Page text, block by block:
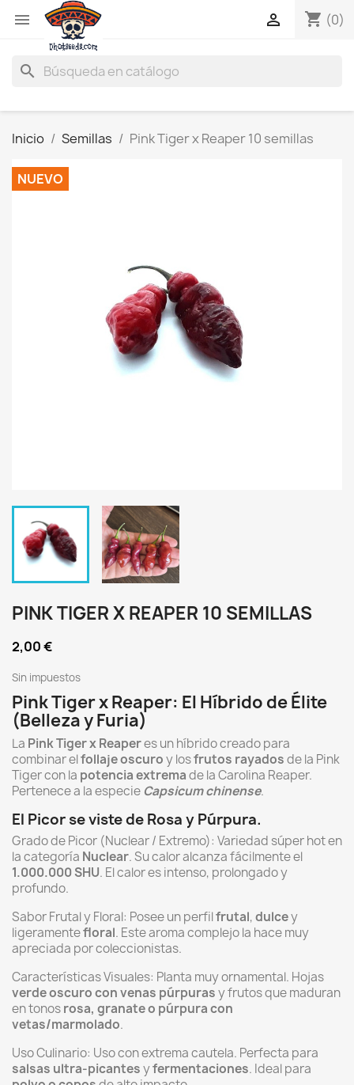
 shopping_cart (0)

search
Inicio Semillas Pink Tiger x Reaper 10 semillas
NUEVO
PINK TIGER X REAPER 10 SEMILLAS
2,00 €
Sin impuestos
Pink Tiger x Reaper: El Híbrido de Élite
(Belleza y Furia)
La Pink Tiger x Reaperes un híbrido creado para
combinar elfollaje oscuroy losfrutos rayadosde la Pink
Tiger con la potencia extremade la Carolina Reaper.
Pertenece a la especie Capsicum chinense.
El Picor se viste de Rosa y Púrpura.
Grado de Picor (Nuclear / Extremo): Variedad súper hot en
la categoría Nuclear. Su calor alcanza fácilmente el
1.000.000 SHU. El calor es intenso, prolongado y
profundo.
Sabor Frutal y Floral: Posee un perfilfrutal,dulcey
ligeramentefloral. Este aroma complejo la hace muy
apreciada por coleccionistas.
Características Visuales: Planta muy ornamental. Hojas
verde oscuro con venas púrpurasy frutos que maduran
en tonosrosa, granate o púrpura con
vetas/marmolado.
Uso Culinario: Uso con extrema cautela. Perfecta para
salsas ultra-picantesyfermentaciones. Ideal para